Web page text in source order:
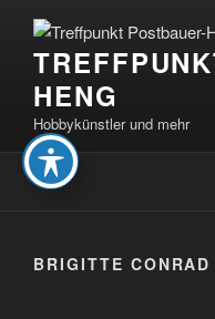
Inhalt
springen
HENG
Hobbykünstler und mehr
BRIGITTE